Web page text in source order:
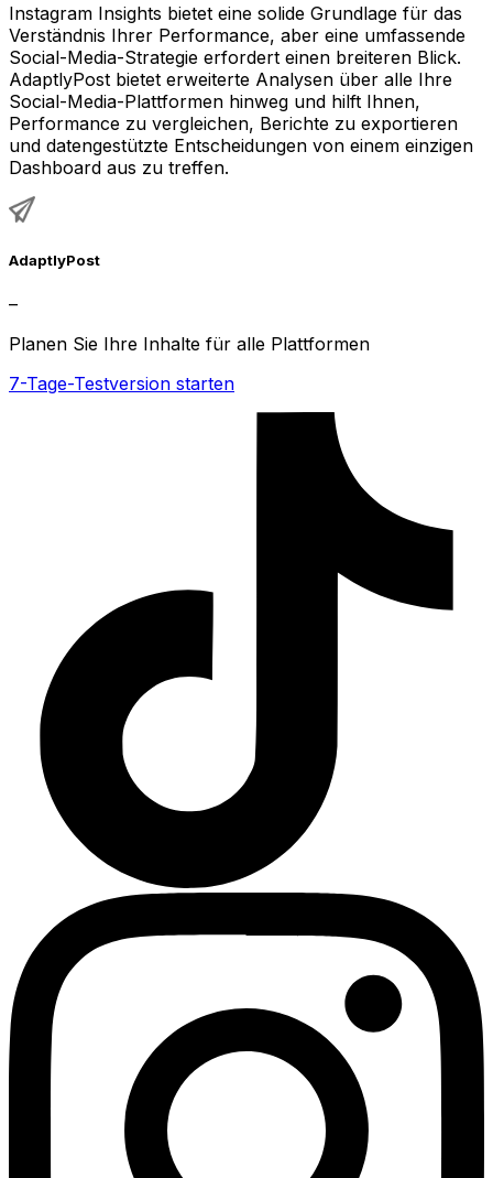
Instagram Insights bietet eine solide Grundlage für das
Verständnis Ihrer Performance, aber eine umfassende
Social-Media-Strategie erfordert einen breiteren Blick.
AdaptlyPost bietet erweiterte Analysen über alle Ihre
Social-Media-Plattformen hinweg und hilft Ihnen,
Performance zu vergleichen, Berichte zu exportieren
und datengestützte Entscheidungen von einem einzigen
Dashboard aus zu treffen.
AdaptlyPost
–
Planen Sie Ihre Inhalte für alle Plattformen
7-Tage-Testversion starten